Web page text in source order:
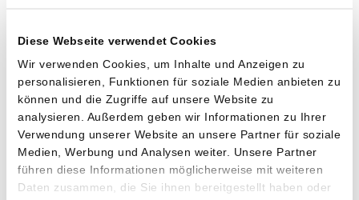
Diese Webseite verwendet Cookies
Wir verwenden Cookies, um Inhalte und Anzeigen zu
personalisieren, Funktionen für soziale Medien anbieten zu
können und die Zugriffe auf unsere Website zu
analysieren. Außerdem geben wir Informationen zu Ihrer
Verwendung unserer Website an unsere Partner für soziale
Medien, Werbung und Analysen weiter. Unsere Partner
führen diese Informationen möglicherweise mit weiteren
Daten zusammen, die Sie ihnen bereitgestellt haben oder
sind hier unter anderem Stimme und Stimmung, Marke
und Story, Logos, Farbpaletten, Typografien und Bilder.
Dank unserem Gespür für gutes und schlüssiges
Corporate Design und als professionelle
Corporatedesign-Agentur in Rhedeerhält Ihre Firma
nicht nur ein glaubwürdiges und einprägsames
Erscheinungsbild welches den Wert Ihrer Marke